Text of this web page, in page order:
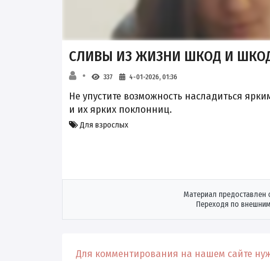
СЛИВЫ ИЗ ЖИЗНИ ШКОД И
337 4-01-2026, 01:36
Не упустите возможность насладиться
и их ярких поклонниц.
Для взрослых
Материал предоставлен
Переходя по
Для комментирования на нашем сайте